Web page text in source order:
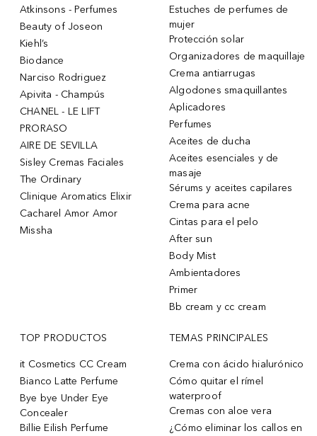
Atkinsons - Perfumes
Beauty of Joseon
Kiehl’s
Biodance
Narciso Rodriguez
Apivita - Champús
CHANEL - LE LIFT
PRORASO
AIRE DE SEVILLA
Sisley Cremas Faciales
The Ordinary
Clinique Aromatics Elixir
Cacharel Amor Amor
Missha
Estuches de perfumes de
mujer
Protección solar
Organizadores de maquillaje
Crema antiarrugas
Algodones smaquillantes
Aplicadores
Perfumes
Aceites de ducha
Aceites esenciales y de
masaje
Sérums y aceites capilares
Crema para acne
Cintas para el pelo
After sun
Body Mist
Ambientadores
Primer
Bb cream y cc cream
TOP PRODUCTOS
it Cosmetics CC Cream
Bianco Latte Perfume
Bye bye Under Eye
Concealer
Billie Eilish Perfume
TEMAS PRINCIPALES
Crema con ácido hialurónico
Cómo quitar el rímel
waterproof
Cremas con aloe vera
¿Cómo eliminar los callos en